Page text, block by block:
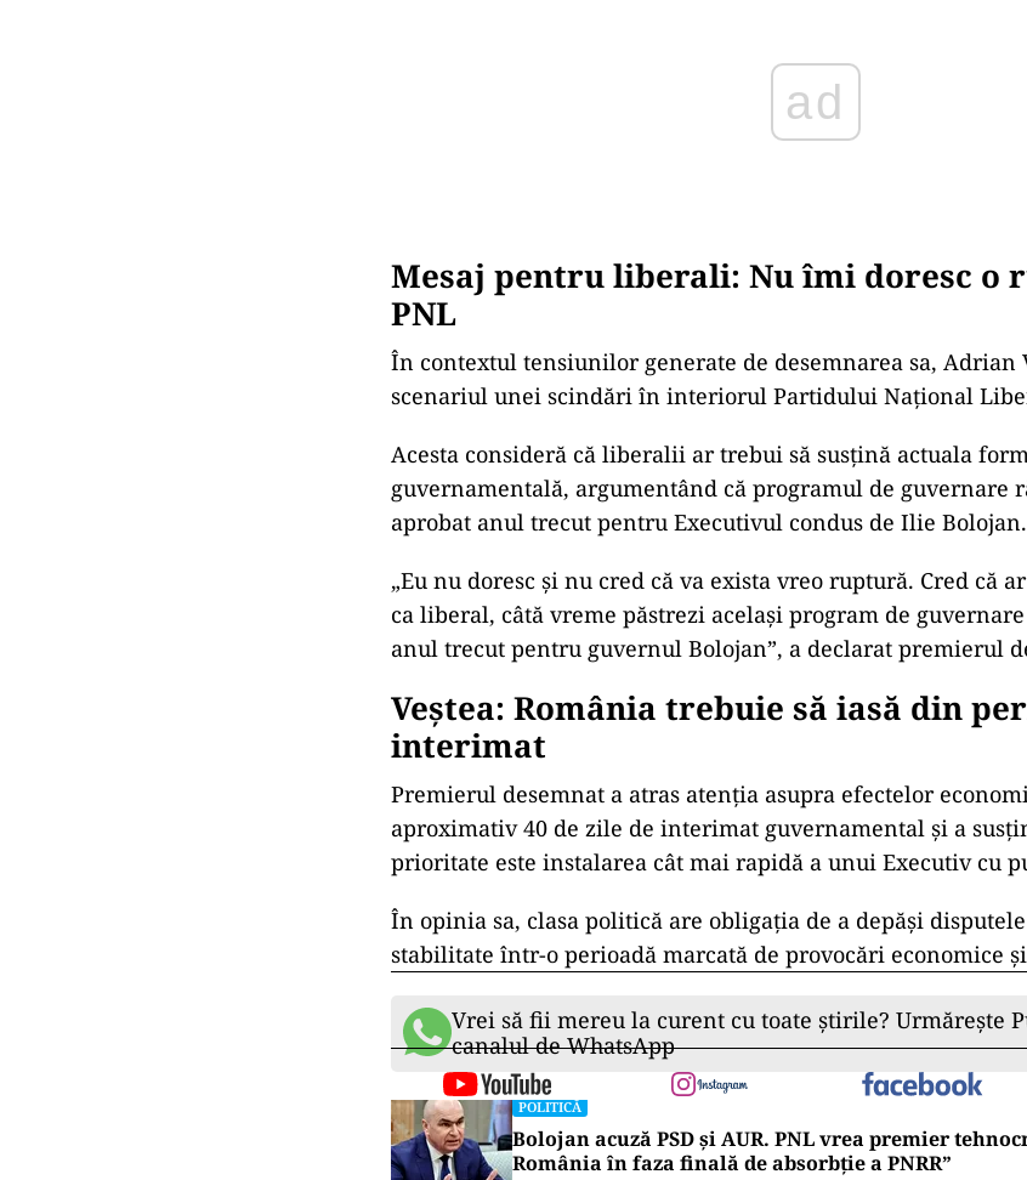
ad
Mesaj pentru liberali: Nu îmi doresc o
PNL
În contextul tensiunilor generate de desemnarea sa, Adrian
scenariul unei scindări în interiorul Partidului Național
Acesta consideră că liberalii ar trebui să susțină actuala
guvernamentală, argumentând că programul de guvernare
aprobat anul trecut pentru Executivul condus de Ilie Bolojan.
„Eu nu doresc și nu cred că va exista vreo ruptură. Cred că
ca liberal, câtă vreme păstrezi același program de
anul trecut pentru guvernul Bolojan”, a declarat premierul
Veștea: România trebuie să iasă din
interimat
Premierul desemnat a atras atenția asupra efectelor
aproximativ 40 de zile de interimat guvernamental și a
prioritate este instalarea cât mai rapidă a unui Executiv cu
În opinia sa, clasa politică are obligația de a depăși
stabilitate într-o perioadă marcată de provocări economice
Vrei să fii mereu la curent cu toate știrile? Urmărește
canalul de WhatsApp
POLITICĂ
Bolojan acuză PSD și AUR. PNL vrea premier
România în faza finală de absorbţie a PNRR”